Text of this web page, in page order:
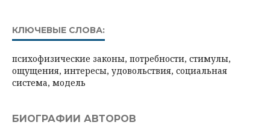
КЛЮЧЕВЫЕ СЛОВА:
психофизические законы, потребности, стимулы,
ощущения, интересы, удовольствия, социальная
система, модель
БИОГРАФИИ АВТОРОВ